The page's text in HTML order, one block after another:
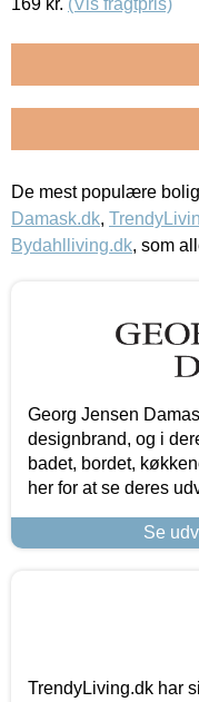
De mest populære
Damask.dk,
Bydahlliving.dk, som
Georg Jensen
designbrand, og i
badet, bordet,
her for at se deres
Se
TrendyLiving.dk har